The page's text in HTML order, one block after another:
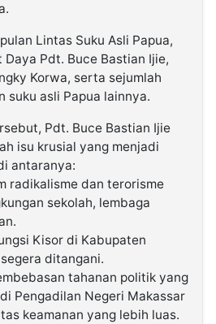
Lintas Suku Asli Papua,
Daya Pdt. Buce Bastian Ijie,
Korwa, serta sejumlah
suku asli Papua lainnya.
Pdt. Buce Bastian Ijie
isu krusial yang menjadi
antaranya:
radikalisme dan terorisme
sekolah, lembaga
Kisor di Kabupaten
ditangani.
tahanan politik yang
Pengadilan Negeri Makassar
keamanan yang lebih luas.